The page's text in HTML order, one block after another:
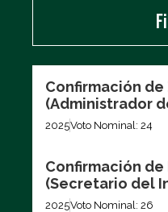
Votos de la
Votaciones
Filtrar por
Confirmación
(Administrador
2025Voto Nominal: 24
Confirmación de
(Secretario del
2025Voto Nominal: 26